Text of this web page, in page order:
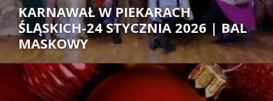
KARNAWAŁ W PIEKARACH
ŚLĄSKICH-24 STYCZNIA 2026 | BAL
MASKOWY
Autor: